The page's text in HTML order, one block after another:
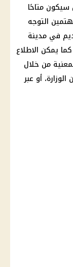
متاحًا
2024. يمكن للمهتمين التوجه
في مدينة
يمكن الاطلاع
من خلال
أو عبر